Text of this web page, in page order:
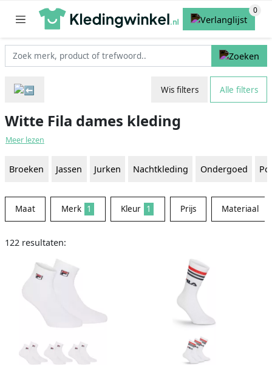
Wis filters Alle filters
Witte Fila dames kleding
Meer lezen
Broeken Jassen Jurken Nachtkleding Ondergoed
Maat Merk 1 Kleur 1 Prijs Materiaal
122 resultaten: